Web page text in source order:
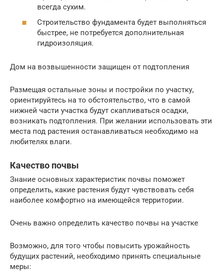
всегда сухим.
Строительство фундамента будет выполняться
быстрее, не потребуется дополнительная
гидроизоляция.
Дом на возвышенности защищен от подтопления
Размещая остальные зоны и постройки по участку,
ориентируйтесь на то обстоятельство, что в самой
нижней части участка будут скапливаться осадки,
возникать подтопления. При желании использовать эти
места под растения останавливаться необходимо на
любителях влаги.
Качество почвы
Знание основных характеристик почвы поможет
определить, какие растения будут чувствовать себя
наиболее комфортно на имеющейся территории.
Очень важно определить качество почвы на участке
Возможно, для того чтобы повысить урожайность
будущих растений, необходимо принять специальные
меры: